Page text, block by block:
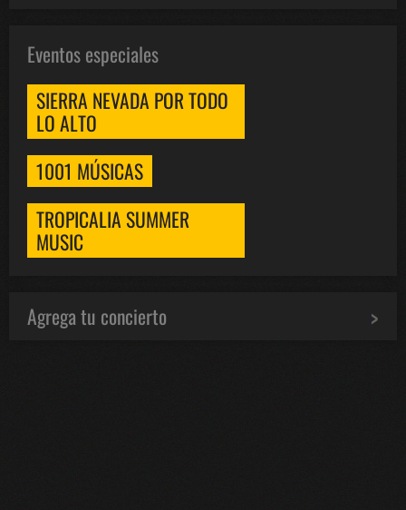
Eventos especiales
SIERRA NEVADA POR TODO
LO ALTO
1001 MÚSICAS
TROPICALIA SUMMER
MUSIC
Agrega tu concierto